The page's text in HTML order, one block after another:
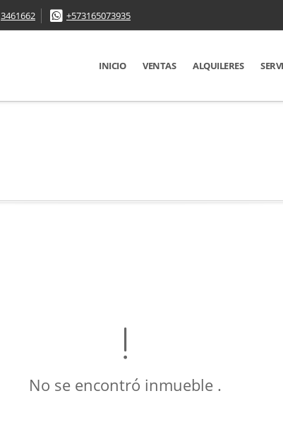
3461662 +573165073935
INICIO VENTAS ALQUILERES
No se encontró inmueble .